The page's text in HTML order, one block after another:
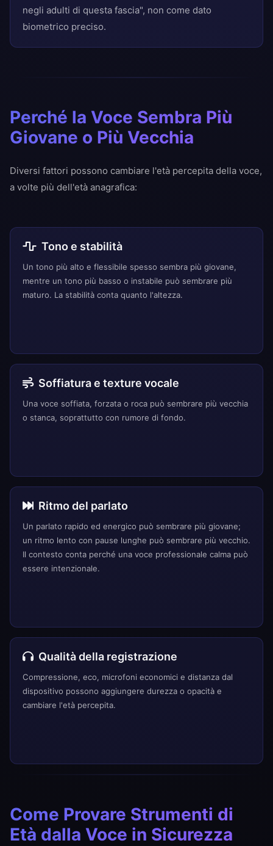
negli adulti di questa fascia", non come dato
biometrico preciso.
Perché la Voce Sembra Più
Giovane o Più Vecchia
Diversi fattori possono cambiare l'età percepita della voce,
a volte più dell'età anagrafica:
Tono e stabilità
Un tono più alto e flessibile spesso sembra più giovane,
mentre un tono più basso o instabile può sembrare più
maturo. La stabilità conta quanto l'altezza.
Soffiatura e texture vocale
Una voce soffiata, forzata o roca può sembrare più vecchia
o stanca, soprattutto con rumore di fondo.
Ritmo del parlato
Un parlato rapido ed energico può sembrare più giovane;
un ritmo lento con pause lunghe può sembrare più vecchio.
Il contesto conta perché una voce professionale calma può
essere intenzionale.
Qualità della registrazione
Compressione, eco, microfoni economici e distanza dal
dispositivo possono aggiungere durezza o opacità e
cambiare l'età percepita.
Come Provare Strumenti di
Età dalla Voce in Sicurezza